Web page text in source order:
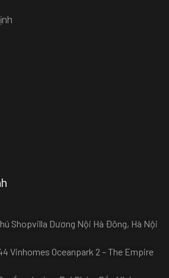
Shopvilla Dương Nội Hà Đông, Hà Nội
Vinhomes Oceanpark 2 – The Empire